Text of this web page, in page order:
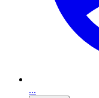
...